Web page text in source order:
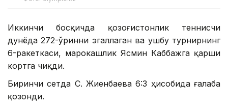
Иккинчи босқичда қозоғистонлик теннисчи
дунёда 272-ўринни эгаллаган ва ушбу турнирнинг
6-ракеткаси, марокашлик Ясмин Каббажга қарши
кортга чиқди.
Биринчи сетда С. Жиенбаева 6:3 ҳисобида ғалаба
қозонди.